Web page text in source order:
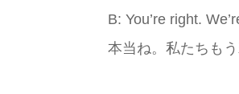
B: You’re right.
本当ね。私たちも